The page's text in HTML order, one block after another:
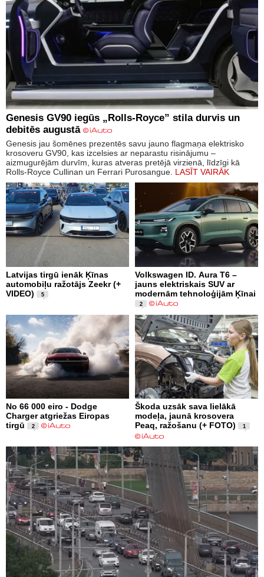
Genesis GV90 iegūs „Rolls-Royce” stila durvis un
debitēs augustā
Genesis jau šomēnes prezentēs savu jauno flagmaņa elektrisko
krosoveru GV90, kas izcelsies ar neparastu risinājumu –
aizmugurējām durvīm, kuras atveras pretējā virzienā, līdzīgi kā
Rolls-Royce Cullinan un Ferrari Purosangue. LASĪT VAIRĀK
Latvijas tirgū ienāk Ķīnas
automobiļu ražotājs Zeekr (+
VIDEO)
5
Volkswagen ID. Aura T6 –
jauns elektriskais SUV ar
modernām tehnoloģijām Ķīnai
2
No 66 000 eiro - Dodge
Charger atgriežas Eiropas
tirgū
2
Škoda uzsāk sava lielākā
modeļa, jaunā krosovera
Peaq, ražošanu (+ FOTO)
1